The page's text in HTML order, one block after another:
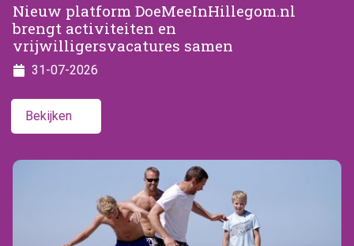
Nieuw platform DoeMeeInHillegom.nl
brengt activiteiten en
vrijwilligersvacatures samen
31-07-2026
Bekijken